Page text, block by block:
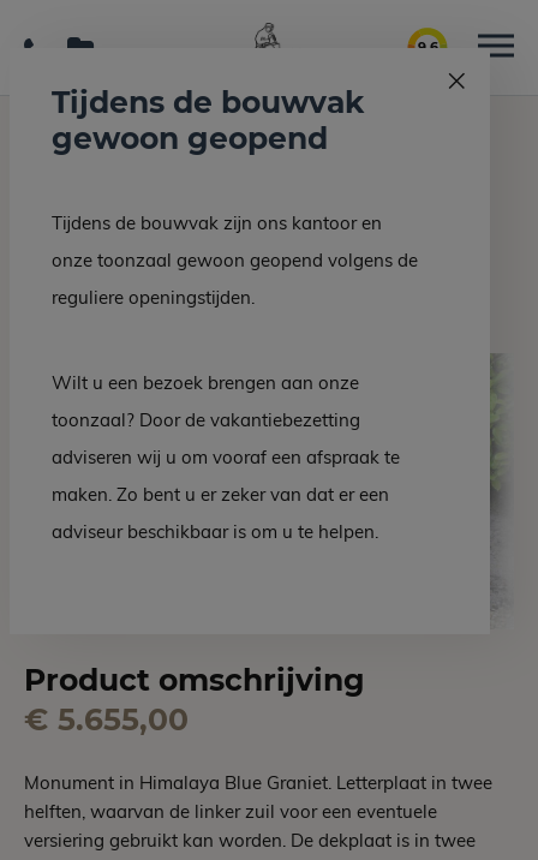
9.6
Home Grafmonumenten DM 39-10
DM 39-10
Product omschrijving
€ 5.655,00
Monument in Himalaya Blue Graniet. Letterplaat in twee
helften, waarvan de linker zuil voor een eventuele
versiering gebruikt kan worden. De dekplaat is in twee
Tijdens de bouwvak
gewoon geopend
Tijdens de bouwvak zijn ons kantoor en
onze toonzaal gewoon geopend volgens de
reguliere openingstijden.
Wilt u een bezoek brengen aan onze
toonzaal? Door de vakantiebezetting
adviseren wij u om vooraf een afspraak te
maken. Zo bent u er zeker van dat er een
adviseur beschikbaar is om u te helpen.